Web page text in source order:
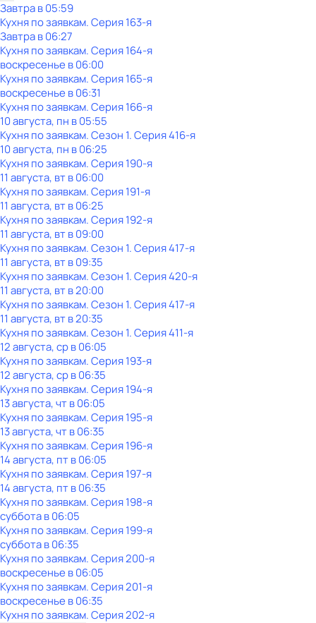
Завтра в 05:59
Кухня по заявкам. Серия 163-я
Завтра в 06:27
Кухня по заявкам. Серия 164-я
воскресенье в06:00
Кухня по заявкам. Серия 165-я
воскресенье в06:31
Кухня по заявкам. Серия 166-я
10 августа, пн в 05:55
Кухня по заявкам. Сезон 1. Серия 416-я
10 августа, пн в 06:25
Кухня по заявкам. Серия 190-я
11 августа, вт в 06:00
Кухня по заявкам. Серия 191-я
11 августа, вт в 06:25
Кухня по заявкам. Серия 192-я
11 августа, вт в 09:00
Кухня по заявкам. Сезон 1. Серия 417-я
11 августа, вт в 09:35
Кухня по заявкам. Сезон 1. Серия 420-я
11 августа, вт в 20:00
Кухня по заявкам. Сезон 1. Серия 417-я
11 августа, вт в 20:35
Кухня по заявкам. Сезон 1. Серия 411-я
12 августа, ср в 06:05
Кухня по заявкам. Серия 193-я
12 августа, ср в 06:35
Кухня по заявкам. Серия 194-я
13 августа, чт в 06:05
Кухня по заявкам. Серия 195-я
13 августа, чт в 06:35
Кухня по заявкам. Серия 196-я
14 августа, пт в 06:05
Кухня по заявкам. Серия 197-я
14 августа, пт в 06:35
Кухня по заявкам. Серия 198-я
субботав06:05
Кухня по заявкам. Серия 199-я
субботав06:35
Кухня по заявкам. Серия 200-я
воскресенье в06:05
Кухня по заявкам. Серия 201-я
воскресенье в06:35
Кухня по заявкам. Серия 202-я